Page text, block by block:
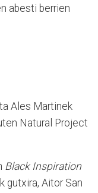
abesti berrien
Ales Martinek
Natural Project
Black Inspiration
gutxira, Aitor San